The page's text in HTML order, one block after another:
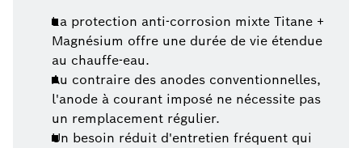
La protection anti-corrosion mixte Titane +
Magnésium offre une durée de vie étendue
au chauffe-eau.
Au contraire des anodes conventionnelles,
l'anode à courant imposé ne nécessite pas
un remplacement régulier.
Un besoin réduit d'entretien fréquent qui